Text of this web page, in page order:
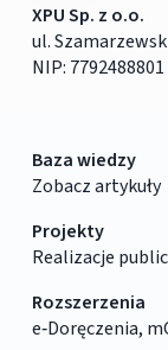
XPU Sp. z o.o.
ul.
NIP: 7792488801
Baza wiedzy
Zobacz artykuły
Projekty
Realizacje
Rozszerzenia
e‑Doręczenia,